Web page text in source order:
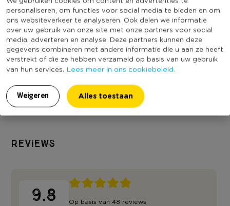
personaliseren, om functies voor social media te bieden en om
ons websiteverkeer te analyseren. Ook delen we informatie
over uw gebruik van onze site met onze partners voor social
media, adverteren en analyse. Deze partners kunnen deze
gegevens combineren met andere informatie die u aan ze heeft
verstrekt of die ze hebben verzameld op basis van uw gebruik
van hun services. Lees meer in ons cookiebeleid.
Weigeren Alles toestaan
Kaars rustiek xxl -
bordeauxrood -
ø10x20 cm
Niet online
6,49
Kaars rustiek -
bordeau - 5x15 cm
Niet online
2,19
Dinerkaars
bordeaux-
cm
Niet online
Reviews
9.8 Op basis van 48 reviews